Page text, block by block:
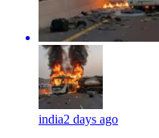
india2 days ago